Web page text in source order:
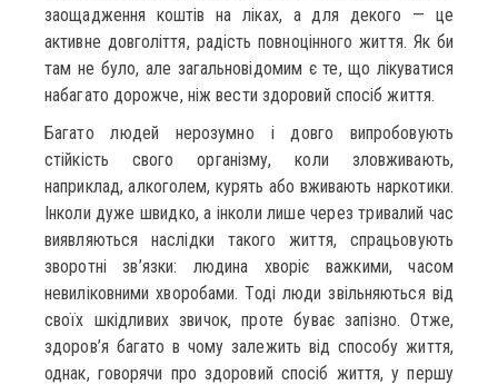
заощадження коштів на ліках, а для декого — це
активне довголіття, радість повноцінного життя. Як би
там не було, але загальновідомим є те, що лікуватися
набагато дорожче, ніж вести здоровий спосіб життя.
Багато людей нерозумно і довго випробовують
стійкість свого організму, коли зловживають,
наприклад, алкоголем, курять або вживають наркотики.
Інколи дуже швидко, а інколи лише через тривалий час
виявляються наслідки такого життя, спрацьовують
зворотні зв’язки: людина хворіє важкими, часом
невиліковними хворобами. Тоді люди звільняються від
своїх шкідливих звичок, проте буває запізно. Отже,
здоров’я багато в чому залежить від способу життя,
однак, говорячи про здоровий спосіб життя, у першу